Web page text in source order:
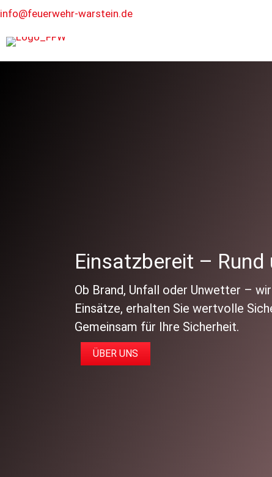
info@feuerwehr-warstein.de
Einsatzbereit – Rund
Ob Brand, Unfall oder Unwetter –
Einsätze, erhalten Sie wertvolle
Gemeinsam für Ihre Sicherheit.
ÜBER UNS